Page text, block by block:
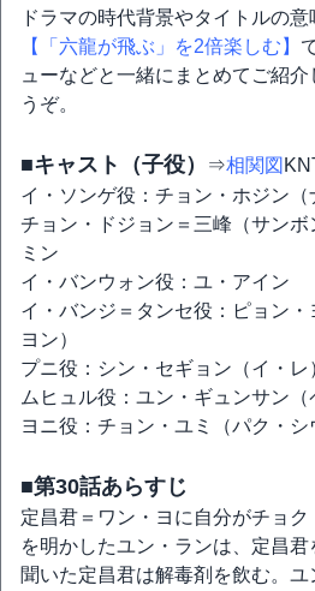
ドラマの時代背景やタイトルの
【「六龍が飛ぶ」を2倍楽しむ】
ューなどと一緒にまとめてご紹
うぞ。
■キャスト（子役） ⇒相関図
イ・ソンゲ役：チョン・ホジン（
チョン・ドジョン＝三峰（サン
ミン
イ・バンウォン役：ユ・アイン
イ・バンジ＝タンセ役：ピョン
ヨン）
プニ役：シン・セギョン（イ・レ
ムヒュル役：ユン・ギュンサン（
ヨニ役：チョン・ユミ（パク・シ
■第30話あらすじ
定昌君＝ワン・ヨに自分がチョク
を明かしたユン・ランは、定昌
聞いた定昌君は解毒剤を飲む。